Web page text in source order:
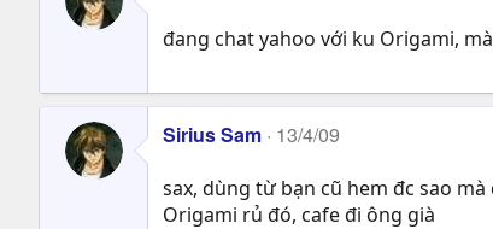
đang chat yahoo với ku Origami,
Sirius Sam 13/4/09
sax, dùng từ bạn cũ hem đc sao
Origami rủ đó, cafe đi ông già